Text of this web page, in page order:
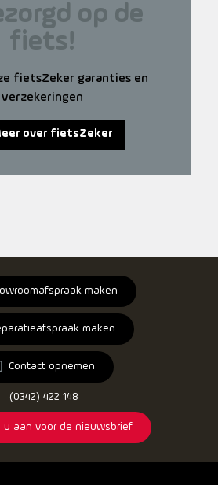
op de
fiets!
fietsZeker garanties en
verzekeringen
over fietsZeker
maken
maken
Contact opnemen
(0342) 422 148
u aan voor de nieuwsbrief